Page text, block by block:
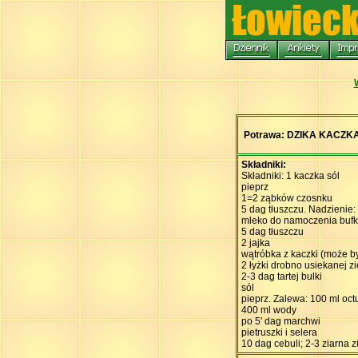
Potrawa: DZIKA
Składniki:
Składniki: 1 kaczka sól
pieprz
1=2 ząbków czosnku
5 dag tłuszczu.
mleko do namoczenia
5 dag tłuszczu
2 jajka
wątróbka z kaczki (może
2 łyżki drobno usiekanej
2-3 dag tartej bulki
sól
pieprz. Zalewa: 100 ml
400 ml wody
po 5' dag marchwi
pietruszki i selera
10 dag cebuli; 2-3 ziarna